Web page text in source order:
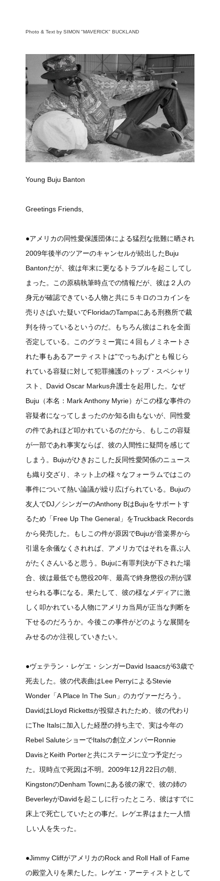
Photo & Text by SIMON "MAVERICK" BUCKLAND
Young Buju Banton
Greetings Friends,
●アメリカの同性愛保護団体による猛烈な批難に晒され
2009年後半のツアーのキャンセルが続出したBuju
Bantonだが、彼は年末に更なるトラブルを起こしてし
まった。この原稿執筆時点での情報だが、彼は２人の
身元が確認できている人物と共に５キロのコカインを
売りさばいた疑いでFloridaのTampaにある刑務所で裁
判を待っているというのだ。もちろん彼はこれを全面
否定している。このグラミー賞に４回もノミネートさ
れた事もあるアーティストは"でっちあげ"とも報じら
れている容疑に対して犯罪擁護のトップ・スペシャリ
スト、David Oscar Markus弁護士を起用した。なぜ
Buju（本名：Mark Anthony Myrie）がこの様な事件の
容疑者になってしまったのか知る由もないが、同性愛
の件であれほど叩かれているのだから、もしこの容疑
が一部であれ事実ならば、彼の人間性に疑問を感じて
しまう。Bujuがひきおこした反同性愛関係のニュース
も織り交ざり、ネット上の様々なフォーラムではこの
事件について熱い論議が繰り広げられている。Bujuの
友人でDJ／シンガーのAnthony BはBujuをサポートす
るため「Free Up The General」をTruckback Records
から発売した。もしこの件が原因でBujuが音楽界から
引退を余儀なくされれば、アメリカではそれを喜ぶ人
がたくさんいると思う。Bujuに有罪判決が下された場
合、彼は最低でも懲役20年、最高で終身懲役の刑が課
せられる事になる。果たして、彼の様なメディアに激
しく叩かれている人物にアメリカ当局が正当な判断を
下せるのだろうか。今後この事件がどのような展開を
みせるのか注視していきたい。
●ヴェテラン・レゲエ・シンガーDavid Isaacsが63歳で
死去した。彼の代表曲はLee PerryによるStevie
Wonder「A Place In The Sun」のカヴァーだろう。
DavidはLloyd Rickettsが投獄されたため、彼の代わり
にThe Italsに加入した経歴の持ち主で、実は今年の
Rebel SaluteショーでItalsの創立メンバーRonnie
DavisとKeith Porterと共にステージに立つ予定だっ
た。現時点で死因は不明。2009年12月22日の朝、
KingstonのDenham Townにある彼の家で、彼の姉の
BeverleyがDavidを起こしに行ったところ、彼はすでに
床上で死亡していたとの事だ。レゲエ界はまた一人惜
しい人を失った。
●Jimmy CliffがアメリカのRock and Roll Hall of Fame
の殿堂入りを果たした。レゲエ・アーティストとして